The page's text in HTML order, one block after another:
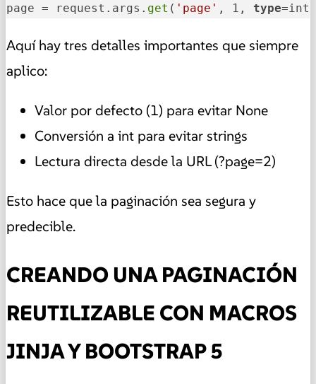
page = request.args. get ( 'page' , 1, type=int)
Aquí hay tres detalles importantes que siempre
aplico:
Valor por defecto (1) para evitar None
Conversión a int para evitar strings
Lectura directa desde la URL (?page=2)
Esto hace que la paginación sea segura y
predecible.
CREANDO UNA PAGINACIÓN
REUTILIZABLE CON MACROS
JINJA Y BOOTSTRAP 5